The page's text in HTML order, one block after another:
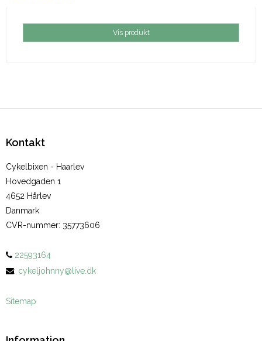
Vis produkt
Kontakt
Cykelbixen - Haarlev
Hovedgaden 1
4652 Hårlev
Danmark
CVR-nummer: 35773606
22593164
: cykeljohnny@live.dk
Sitemap